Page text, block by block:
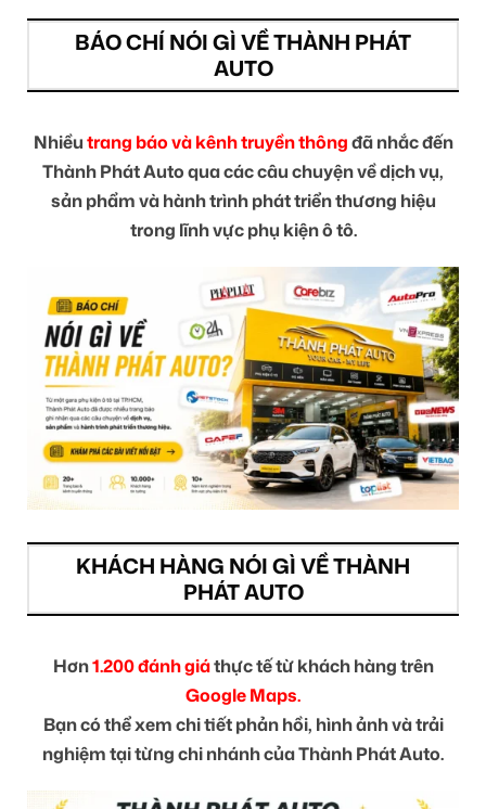
BÁO CHÍ NÓI GÌ VỀ THÀNH PHÁT
AUTO
Nhiềutrang báo và kênh truyền thôngđã nhắc đến
Thành Phát Auto qua các câu chuyện về dịch vụ,
sản phẩm và hành trình phát triển thương hiệu
trong lĩnh vực phụ kiện ô tô.
KHÁCH HÀNG NÓI GÌ VỀ THÀNH
PHÁT AUTO
Hơn1.200 đánh giáthực tế từ khách hàng trên
Google Maps.
Bạn có thể xem chi tiết phản hồi, hình ảnh và trải
nghiệm tại từng chi nhánh của Thành Phát Auto.